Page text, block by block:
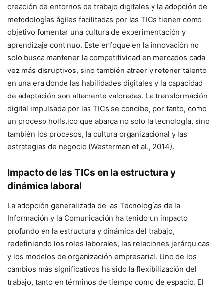
creación de entornos de trabajo digitales y la adopción de
metodologías ágiles facilitadas por las TICs tienen como
objetivo fomentar una cultura de experimentación y
aprendizaje continuo. Este enfoque en la innovación no
solo busca mantener la competitividad en mercados cada
vez más disruptivos, sino también atraer y retener talento
en una era donde las habilidades digitales y la capacidad
de adaptación son altamente valoradas. La transformación
digital impulsada por las TICs se concibe, por tanto, como
un proceso holístico que abarca no solo la tecnología, sino
también los procesos, la cultura organizacional y las
estrategias de negocio (Westerman et al., 2014).
Impacto de las TICs en la estructura y
dinámica laboral
La adopción generalizada de las Tecnologías de la
Información y la Comunicación ha tenido un impacto
profundo en la estructura y dinámica del trabajo,
redefiniendo los roles laborales, las relaciones jerárquicas
y los modelos de organización empresarial. Uno de los
cambios más significativos ha sido la flexibilización del
trabajo, tanto en términos de tiempo como de espacio. El